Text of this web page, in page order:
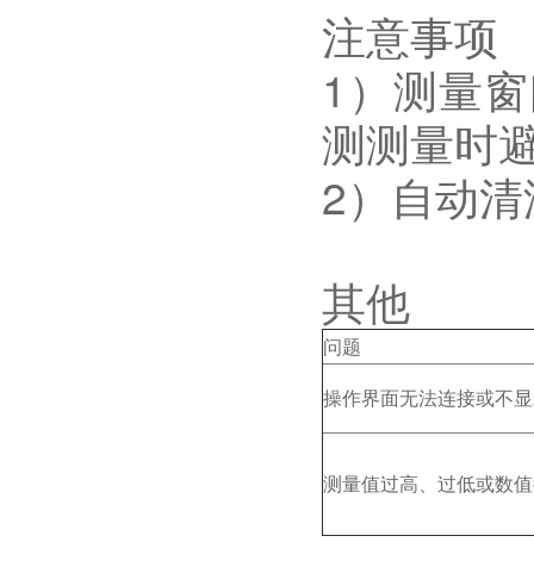
注意事项
1）测量
测测量时
2）自动
其他
问题
操作界面无法连接或不
测量值过高、过低或数